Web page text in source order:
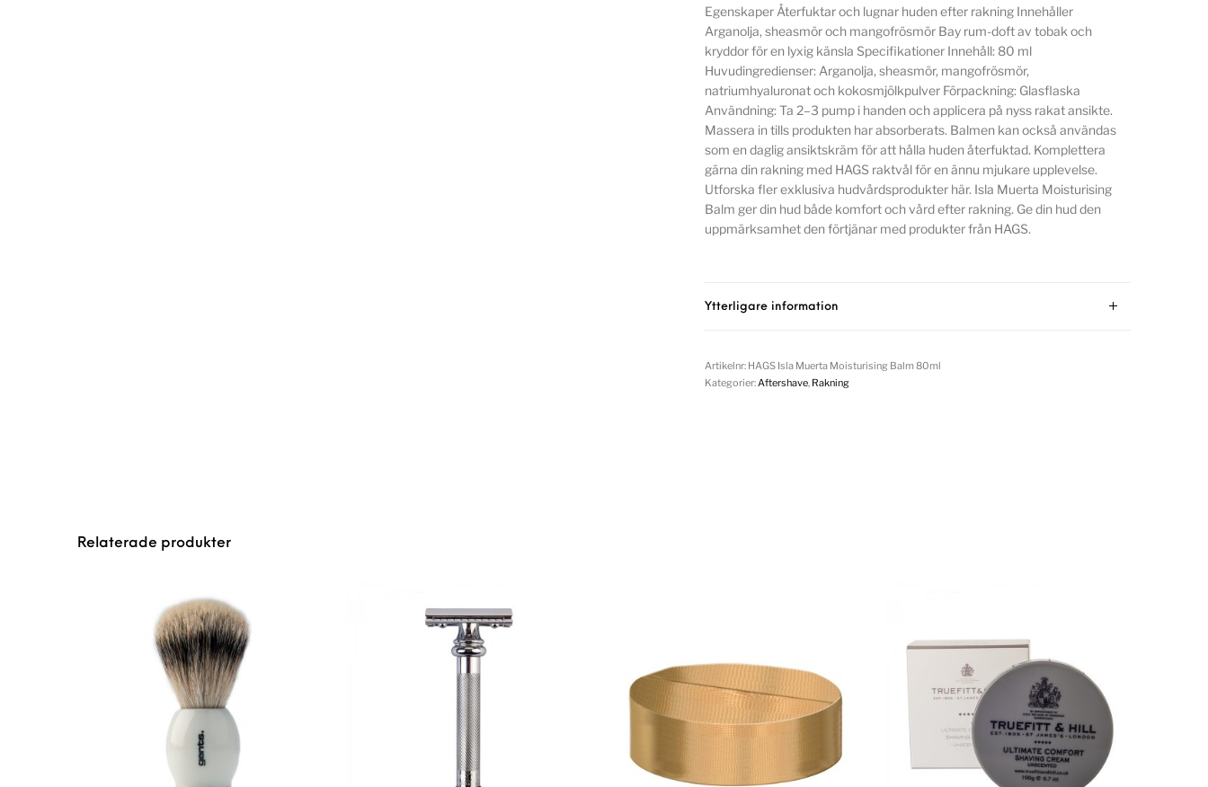
Egenskaper Återfuktar och lugnar huden efter rakning Innehåller
Arganolja, sheasmör och mangofrösmör Bay rum-doft av tobak och
kryddor för en lyxig känsla Specifikationer Innehåll: 80 ml
Huvudingredienser: Arganolja, sheasmör, mangofrösmör,
natriumhyaluronat och kokosmjölkpulver Förpackning: Glasflaska
Användning: Ta 2–3 pump i handen och applicera på nyss rakat ansikte.
Massera in tills produkten har absorberats. Balmen kan också användas
som en daglig ansiktskräm för att hålla huden återfuktad. Komplettera
gärna din rakning med HAGS raktvål för en ännu mjukare upplevelse.
Utforska fler exklusiva hudvårdsprodukter här. Isla Muerta Moisturising
Balm ger din hud både komfort och vård efter rakning. Ge din hud den
uppmärksamhet den förtjänar med produkter från HAGS.
Ytterligare information
Artikelnr: HAGS Isla Muerta Moisturising Balm 80ml
Kategorier: Aftershave, Rakning
Relaterade produkter